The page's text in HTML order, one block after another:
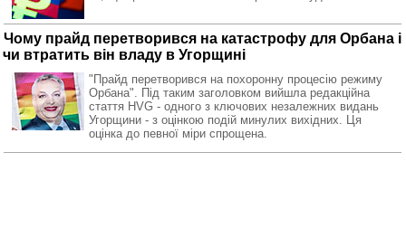
Чому прайд перетворився на катастрофу для Орбана і
чи втратить він владу в Угорщині
"Прайд перетворився на похоронну процесію режиму
Орбана". Під таким заголовком вийшла редакційна
стаття HVG - одного з ключових незалежних видань
Угорщини - з оцінкою подій минулих вихідних. Ця
оцінка до певної міри спрощена.